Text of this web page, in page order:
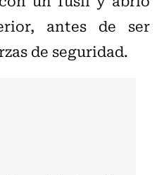
antes de ser
de seguridad.